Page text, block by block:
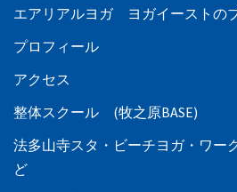
エアリアルヨガ ヨガイーストの
プロフィール
アクセス
整体スクール (牧之原BASE)
法多山寺スタ・ビーチヨガ・ワー
ど